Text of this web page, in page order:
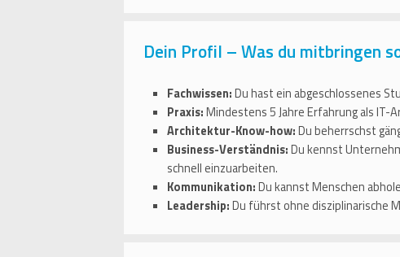
Dein Profil – Was du mitbringen
Fachwissen:Du hast ein abgeschlossenes
Praxis:Mindestens 5 Jahre Erfahrung als
Architektur-Know-how:Du beherrschst
Business-Verständnis:Du kennst
schnell einzuarbeiten.
Kommunikation:Du kannst Menschen
Leadership:Du führst ohne disziplinarische